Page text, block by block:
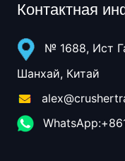
Контактная
№ 1688, Ист
Шанхай, Китай